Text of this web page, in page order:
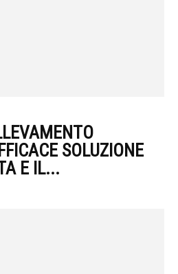
SOLUZIONE
E IL...